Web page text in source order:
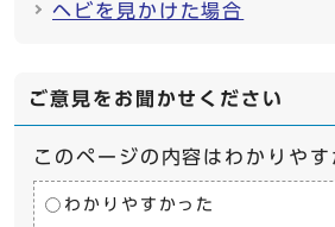
ヘビを見かけた場合
ご意見をお聞かせください
このページの内容はわかりやす
わかりやすかった